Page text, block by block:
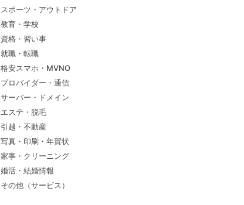
スポーツ・アウトドア
教育・学校
資格・習い事
就職・転職
格安スマホ・MVNO
プロバイダー・通信
サーバー・ドメイン
エステ・脱毛
引越・不動産
写真・印刷・年賀状
家事・クリーニング
婚活・結婚情報
その他（サービス）